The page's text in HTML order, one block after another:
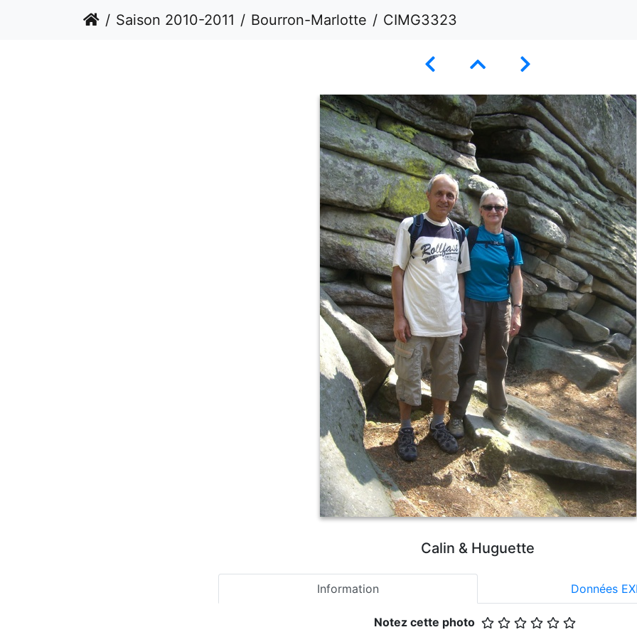
Saison 2010-2011 Bourron-Marlotte CIMG3323
Calin & Huguette
Information Données
Notez cette photo